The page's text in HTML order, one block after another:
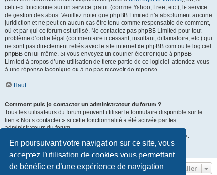
En poursuivant votre navigation sur ce site, vous
acceptez l’utilisation de cookies vous permettant
de bénéficier d’une expérience de navigation
celui-ci fonctionne sur un service gratuit (comme Yahoo, Free, etc.), le service
de gestion des abus. Veuillez noter que phpBB Limited n’a absolument aucune
juridiction et ne peut en aucun cas être tenu comme responsable de comment,
où et par qui ce forum est utilisé. Ne contactez pas phpBB Limited pour tout
problème d’ordre légal (commentaire incessant, insultant, diffamatoire, etc.) qui
ne sont pas directement reliés avec le site internet de phpBB.com ou le logiciel
phpBB en lui-même. Si vous envoyez un courrier électronique à phpBB
Limited à propos d’une utilisation de tierce partie de ce logiciel, attendez-vous
à une réponse laconique ou à ne pas recevoir de réponse.
Haut
Comment puis-je contacter un administrateur du forum ?
Tous les utilisateurs du forum peuvent utiliser le formulaire disponible sur le
lien « Nous contacter » si cette fonctionnalité a été activée par les
administrateurs du forum.
Les membres du forum peuvent également utiliser le lien « L’équipe ».
Aller